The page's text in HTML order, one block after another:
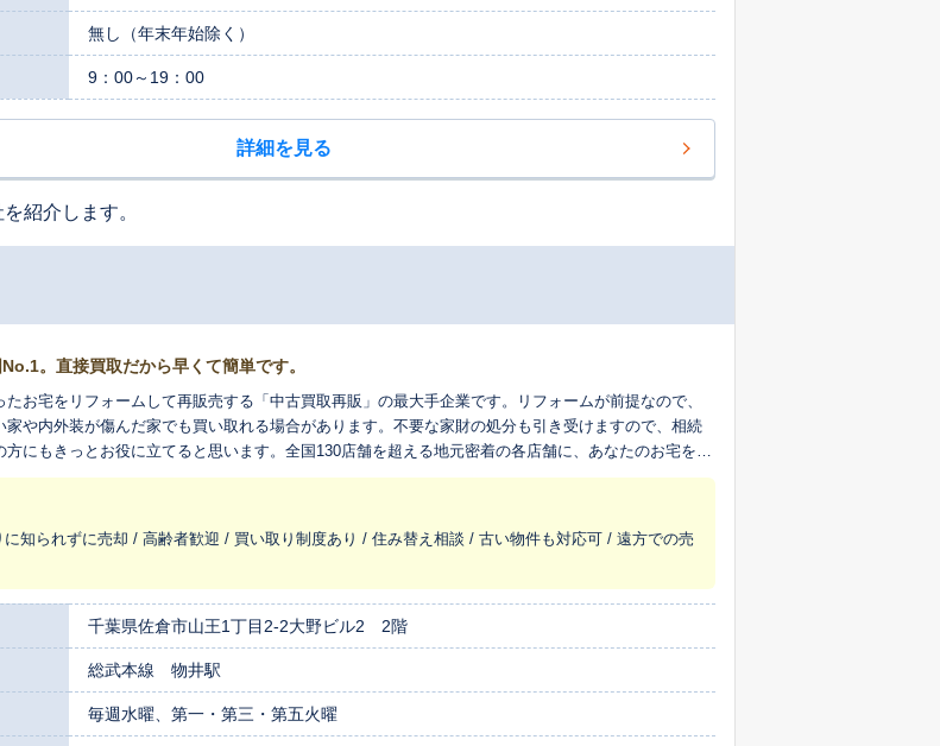
無し（年末年始除く）
9：00～19：00
詳細を見る
紹介します。
。直接買取だから早くて簡単です。
たお宅をリフォームして再販売する「中古買取再販」の最大手企業です。リフォームが前提なので、
家や内外装が傷んだ家でも買い取れる場合があります。不要な家財の処分も引き受けますので、相続
方にもきっとお役に立てると思います。全国130店舗を超える地元密着の各店舗に、あなたのお宅を生
みつなぐお手伝いをさせてください。
に知られずに売却 / 高齢者歓迎 / 買い取り制度あり / 住み替え相談 / 古い物件も対応可 / 遠方での売
千葉県佐倉市山王1丁目2-2大野ビル2 2階
総武本線 物井駅
毎週水曜、第一・第三・第五火曜